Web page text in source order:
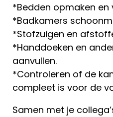
*Bedden opmaken en
*Badkamers
*Stofzuigen en
*Handdoeken en
aanvullen.
*Controleren of de
compleet is voor de
Samen met je